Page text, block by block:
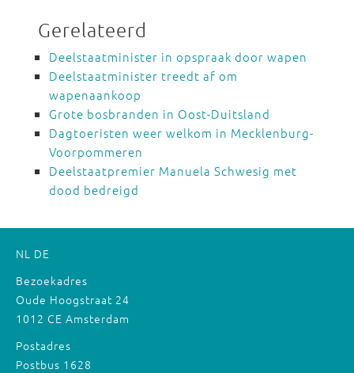
Gerelateerd
Deelstaatminister in opspraak door wapen
Deelstaatminister treedt af om
wapenaankoop
Grote bosbranden in Oost-Duitsland
Dagtoeristen weer welkom in Mecklenburg-
Voorpommeren
Deelstaatpremier Manuela Schwesig met
dood bedreigd
NL DE
Bezoekadres
Oude Hoogstraat 24
1012 CE Amsterdam
Postadres
Postbus 1628